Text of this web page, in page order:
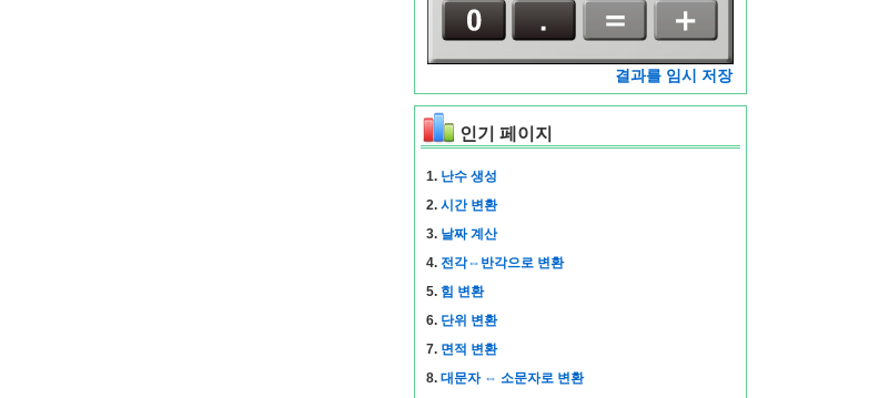
결과를 임시 저장
인기 페이지
1. 난수 생성
2. 시간 변환
3. 날짜 계산
4. 전각⇔반각으로 변환
5. 힘 변환
6. 단위 변환
7. 면적 변환
8. 대문자 ⇔ 소문자로 변환